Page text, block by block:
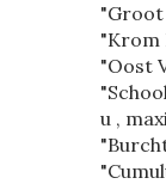
"Krom
"Oost
u ,